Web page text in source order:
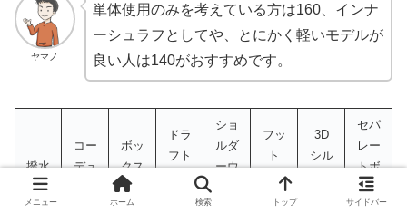
ヤマノ
単体使用のみを考えている方は160、インナ
ーシュラフとしてや、とにかく軽いモデルが
良い人は140がおすすめです。
撥水
コー
デュ
ボッ
クス
構造
ドラ
フト
ショ
ルダ
ーウ
フッ
ト
ボッ
クス
3D
シル
セパ
レー
トボ
ック
ス
メニュー ホーム 検索 トップ サイドバー